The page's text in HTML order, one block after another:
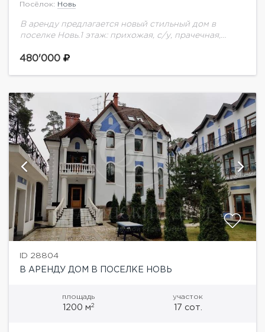
Посёлок: Новь
В аренду предлагается новый стильный дом в
поселке Новь.1 этаж: прихожая, с/у, прачечная,
выходом на веранду-патио2 этаж: 2 с/у, 2...
480'000
ID 28804
В АРЕНДУ ДОМ В ПОСЕЛКЕ НОВЬ
площадь
1200 м2
участок
17 сот.